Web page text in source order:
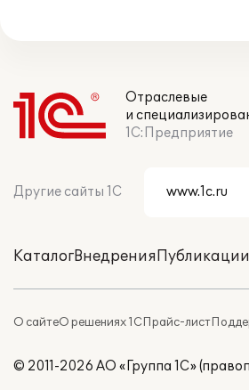
Отраслевые
и
1С:Предприятие
Другие сайты 1С
КаталогВнедренияПубликации
О сайтеО решениях 1СПрайс-лист
© 2011-2026 АО «Группа 1С»